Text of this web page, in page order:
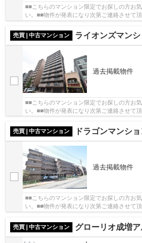
■■こちらのマンション限定でお探しの方お
い。■■物件が発表になり次第ご連絡させて頂
売買 | 中古マンション ライオンズマン
過去掲載物件
■■こちらのマンション限定でお探しの方お
い。■■物件が発表になり次第ご連絡させて頂
売買 | 中古マンション ドラゴンマンショ
過去掲載物件
■■こちらのマンション限定でお探しの方お
い。■■物件が発表になり次第ご連絡させて頂
売買 | 中古マンション グローリオ成増